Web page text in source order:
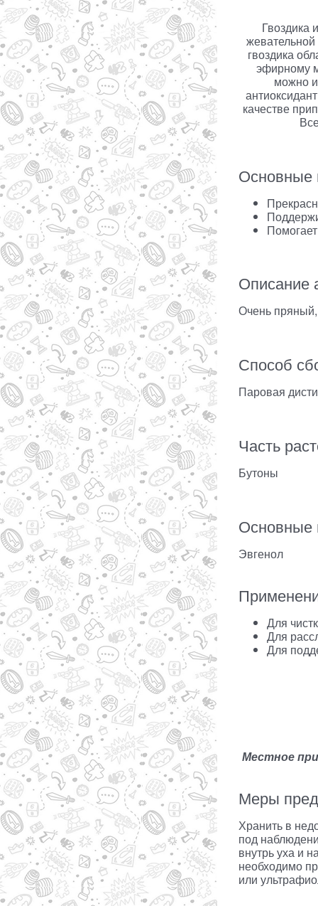
Гвоздика
жевательной
гвоздика
эфирному
можно
качестве
Основные
Описание
Очень
Способ
Паровая
Часть
Бутоны
Основные
Эвгенол
Для
Для
Для
Местное
Меры
Хранить в
под
внутрь уха и
необходимо
или